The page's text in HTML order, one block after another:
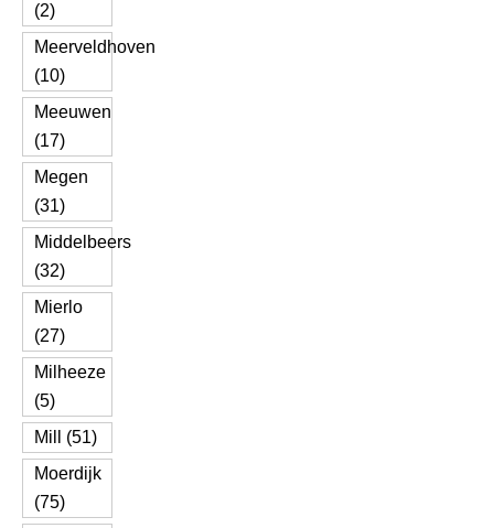
(2)
Meerveldhoven
(10)
Meeuwen
(17)
Megen
(31)
Middelbeers
(32)
Mierlo
(27)
Milheeze
(5)
Mill (51)
Moerdijk
(75)